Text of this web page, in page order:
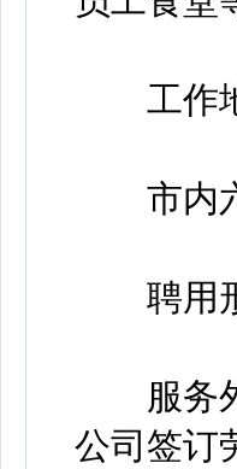
工作地
市内六
聘用形
服务外
公司签订